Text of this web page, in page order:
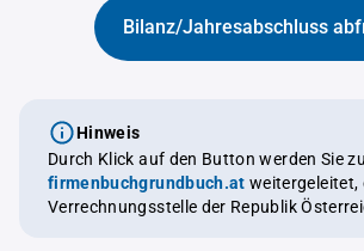
Bilanz/Jahresabschluss
Hinweis
Durch Klick auf den Button werden Sie
firmenbuchgrundbuch.at weitergeleitet, eine offizielle
Verrechnungsstelle der Republik